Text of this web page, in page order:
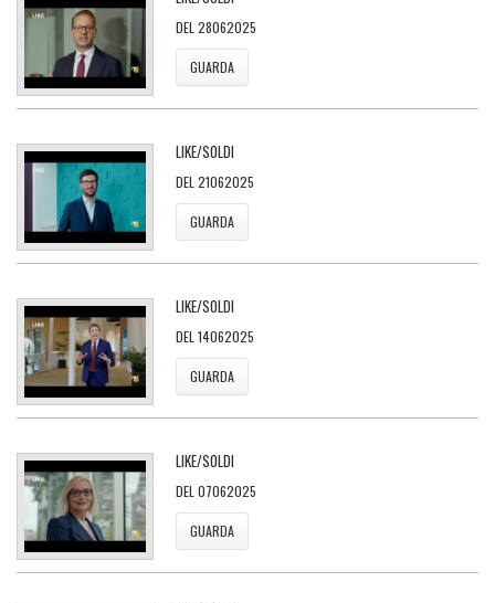
DEL 28062025
GUARDA
LIKE/SOLDI
DEL 21062025
GUARDA
LIKE/SOLDI
DEL 14062025
GUARDA
LIKE/SOLDI
DEL 07062025
GUARDA